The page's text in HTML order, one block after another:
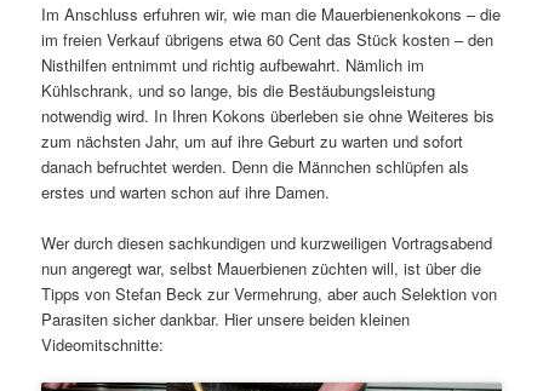
Im Anschluss erfuhren wir, wie man die Mauerbienenkokons – die
im freien Verkauf übrigens etwa 60 Cent das Stück kosten – den
Nisthilfen entnimmt und richtig aufbewahrt. Nämlich im
Kühlschrank, und so lange, bis die Bestäubungsleistung
notwendig wird. In Ihren Kokons überleben sie ohne Weiteres bis
zum nächsten Jahr, um auf ihre Geburt zu warten und sofort
danach befruchtet werden. Denn die Männchen schlüpfen als
erstes und warten schon auf ihre Damen.
Wer durch diesen sachkundigen und kurzweiligen Vortragsabend
nun angeregt war, selbst Mauerbienen züchten will, ist über die
Tipps von Stefan Beck zur Vermehrung, aber auch Selektion von
Parasiten sicher dankbar. Hier unsere beiden kleinen
Videomitschnitte: